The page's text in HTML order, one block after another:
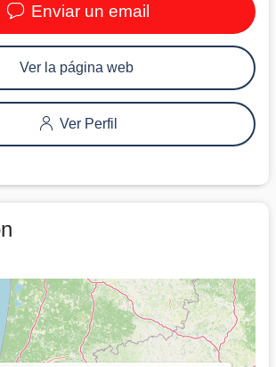
Enviar un email
Ver la página web
Ver Perfil